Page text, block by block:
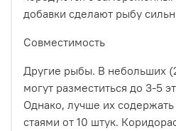
добавки сделают рыбу
Совместимость
Другие рыбы. В небольших
могут разместиться до 3-5
Однако, лучше их
стаями от 10 штук.